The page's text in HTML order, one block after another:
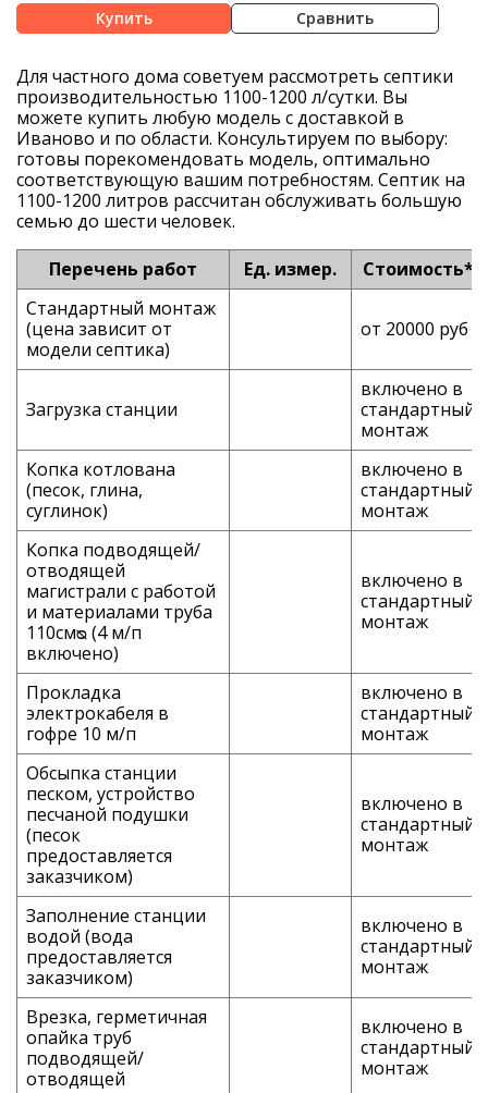
Сравнить
Для частного дома советуем рассмотреть септики
производительностью 1100-1200 л/сутки. Вы
можете купить любую модель с доставкой в
Иваново и по области. Консультируем по выбору:
готовы порекомендовать модель, оптимально
соответствующую вашим потребностям. Септик на
1100-1200 литров рассчитан обслуживать большую
семью до шести человек.
Перечень работ
Ед. измер.
Стоимость*
Стандартный монтаж
(цена зависит от
модели септика)
от 20000 руб
Загрузка станции
включено в
стандартный
монтаж
Копка котлована
(песок, глина,
суглинок)
включено в
стандартный
монтаж
Копка подводящей/
отводящей
магистрали с работой
и материалами труба
110смᴓ (4 м/п
включено)
включено в
стандартный
монтаж
Прокладка
электрокабеля в
гофре 10 м/п
включено в
стандартный
монтаж
Обсыпка станции
песком, устройство
песчаной подушки
(песок
предоставляется
заказчиком)
включено в
стандартный
монтаж
Заполнение станции
водой (вода
предоставляется
заказчиком)
включено в
стандартный
монтаж
Врезка, герметичная
опайка труб
подводящей/
отводящей
включено в
стандартный
монтаж